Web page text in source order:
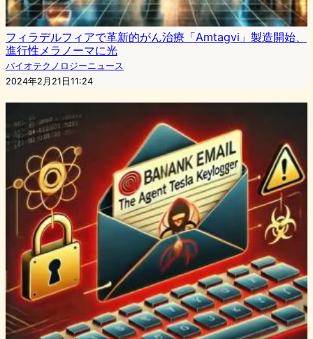
フィラデルフィアで革新的がん治療「Amtagvi」製造開始、
進行性メラノーマに光
バイオテクノロジーニュース
2024年2月21日11:24